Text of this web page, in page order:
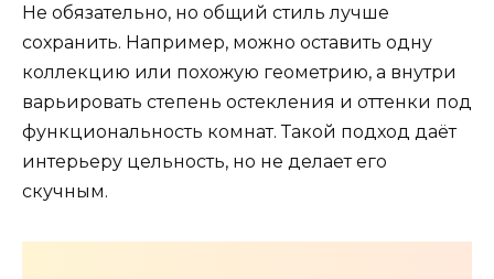
Не обязательно, но общий стиль лучше
сохранить. Например, можно оставить одну
коллекцию или похожую геометрию, а внутри
варьировать степень остекления и оттенки под
функциональность комнат. Такой подход даёт
интерьеру цельность, но не делает его
скучным.